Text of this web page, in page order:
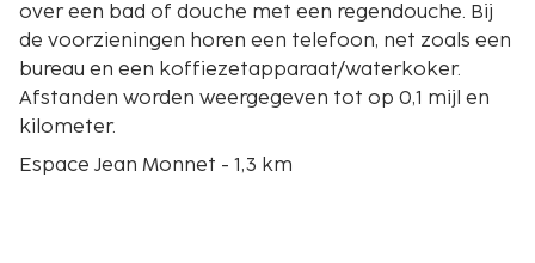
over een bad of douche met een regendouche. Bij
de voorzieningen horen een telefoon, net zoals een
bureau en een koffiezetapparaat/waterkoker.
Afstanden worden weergegeven tot op 0,1 mijl en
kilometer.
Espace Jean Monnet - 1,3 km